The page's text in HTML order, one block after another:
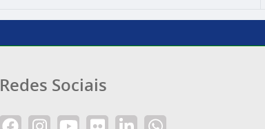
Redes Sociais